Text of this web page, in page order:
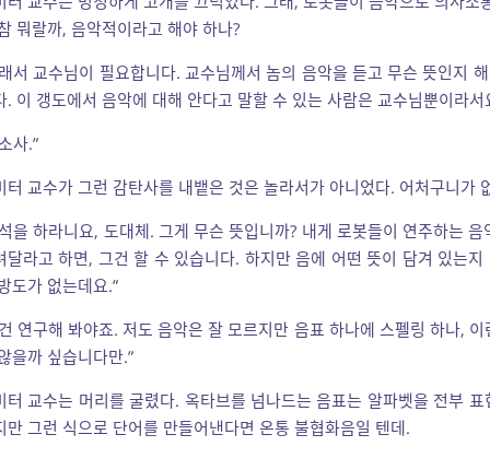
뭐랄까, 음악적이라고 해야 하나?
서 교수님이 필요합니다. 교수님께서 놈의 음악을 듣고 무슨 뜻인지
. 이 갱도에서 음악에 대해 안다고 말할 수 있는 사람은 교수님뿐이라서
사.”
터 교수가 그런 감탄사를 내뱉은 것은 놀라서가 아니었다. 어처구니가
을 하라니요, 도대체. 그게 무슨 뜻입니까? 내게 로봇들이 연주하는
달라고 하면, 그건 할 수 있습니다. 하지만 음에 어떤 뜻이 담겨 있는지
도가 없는데요.”
연구해 봐야죠. 저도 음악은 잘 모르지만 음표 하나에 스펠링 하나,
을까 싶습니다만.”
터 교수는 머리를 굴렸다. 옥타브를 넘나드는 음표는 알파벳을 전부 표
만 그런 식으로 단어를 만들어낸다면 온통 불협화음일 텐데.